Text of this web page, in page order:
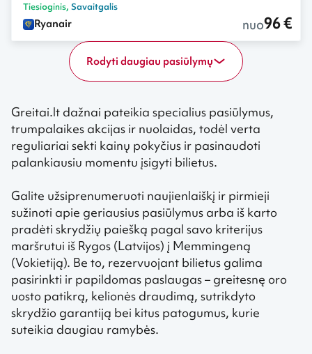
Tiesioginis, Savaitgalis
Ryanair nuo96 €
Rodyti daugiau pasiūlymų
Greitai.lt dažnai pateikia specialius pasiūlymus,
trumpalaikes akcijas ir nuolaidas, todėl verta
reguliariai sekti kainų pokyčius ir pasinaudoti
palankiausiu momentu įsigyti bilietus.
Galite užsiprenumeruoti naujienlaiškį ir pirmieji
sužinoti apie geriausius pasiūlymus arba iš karto
pradėti skrydžių paiešką pagal savo kriterijus
maršrutui iš Rygos (Latvijos) į Memmingeną
(Vokietiją). Be to, rezervuojant bilietus galima
pasirinkti ir papildomas paslaugas – greitesnę oro
uosto patikrą, kelionės draudimą, sutrikdyto
skrydžio garantiją bei kitus patogumus, kurie
suteikia daugiau ramybės.